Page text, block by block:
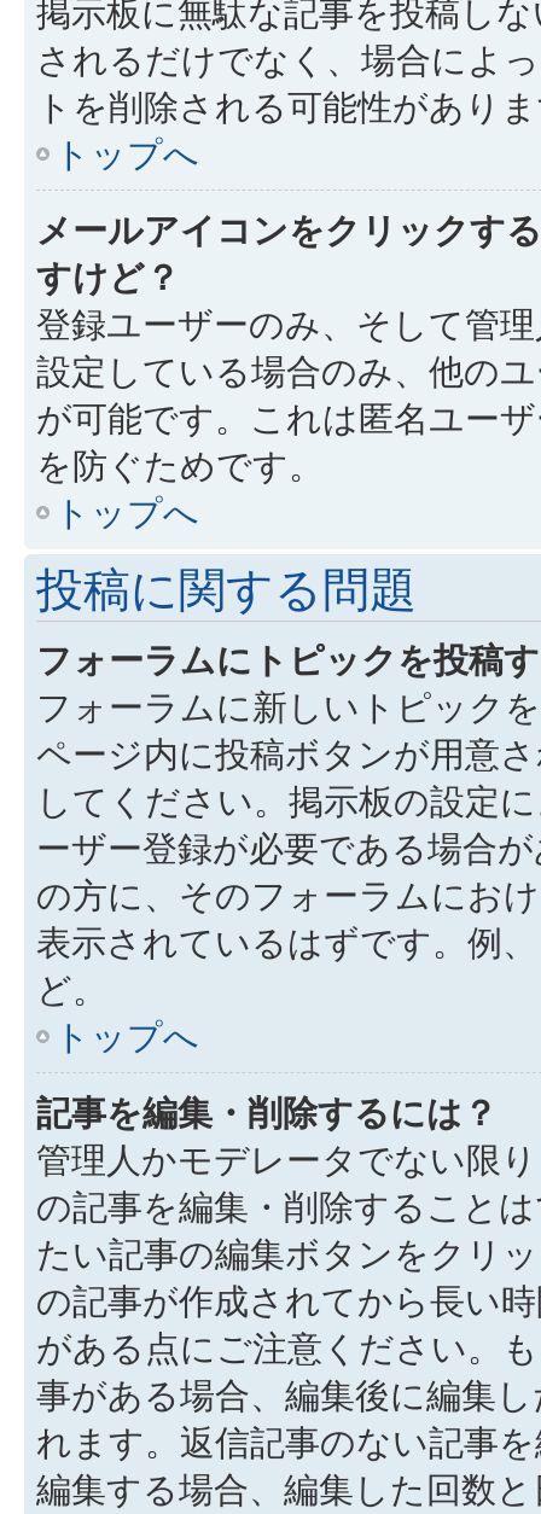
掲示板に無駄な記事を投稿し
されるだけでなく、場合によ
トを削除される可能性があり
トップへ
メールアイコンをクリックす
すけど？
登録ユーザーのみ、そして管
設定している場合のみ、他の
が可能です。これは匿名ユー
を防ぐためです。
トップへ
投稿に関する問題
フォーラムにトピックを投稿
フォーラムに新しいトピック
ページ内に投稿ボタンが用意
してください。掲示板の設定
ーザー登録が必要である場合
の方に、そのフォーラムにお
表示されているはずです。例
ど。
トップへ
記事を編集・削除するには？
管理人かモデレータでない限
の記事を編集・削除すること
たい記事の編集ボタンをクリ
の記事が作成されてから長い
がある点にご注意ください。
事がある場合、編集後に編集
れます。返信記事のない記事
編集する場合、編集した回数